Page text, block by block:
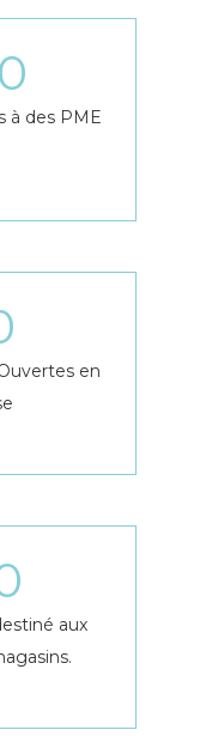
à des PME
en
aux